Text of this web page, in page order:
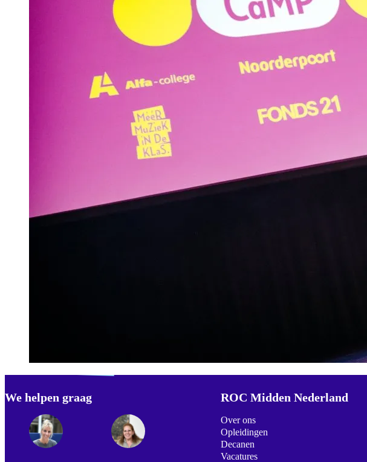
We helpen graag ROC Midden Nederland
Over ons
Opleidingen
Decanen
Vacatures
Footer